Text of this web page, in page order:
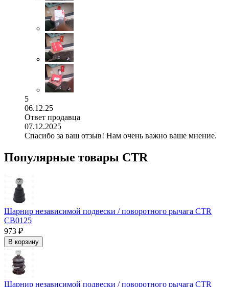
5
06.12.25
Ответ продавца
07.12.2025
Спасибо за ваш отзыв! Нам очень важно ваше мнение.
Популярные товары CTR
Шарнир независимой подвески / поворотного рычага CTR
CB0125
973 ₽
В корзину
Шарнир независимой подвески / поворотного рычага CTR